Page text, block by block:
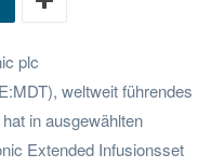
plc
weltweit führendes
in ausgewählten
Extended Infusionsset